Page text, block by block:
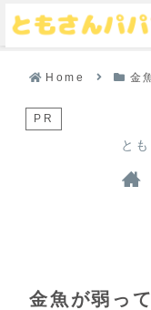
Home 金
PR
金魚が弱っ
と
メニュー